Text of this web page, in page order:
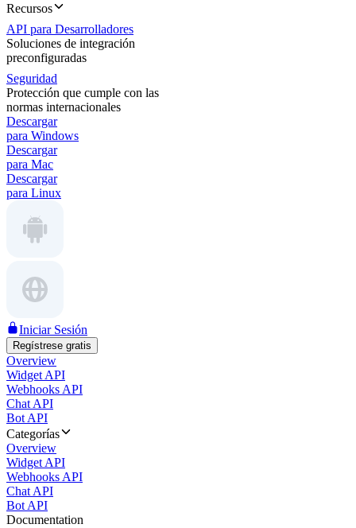
Recursos
API para Desarrolladores
Soluciones de integración
preconfiguradas
Seguridad
Protección que cumple con las
normas internacionales
Descargar
para Windows
Descargar
para Mac
Descargar
para Linux
Iniciar Sesión
Regístrese gratis
Overview
Widget API
Webhooks API
Chat API
Bot API
Categorías
Overview
Widget API
Webhooks API
Chat API
Bot API
Documentation